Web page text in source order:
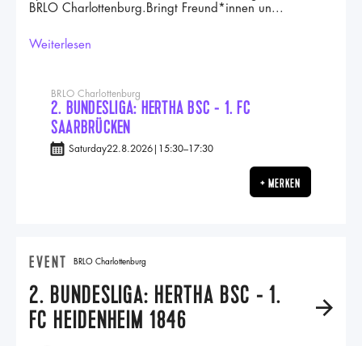
BRLO Charlottenburg.Bringt Freund*innen un...
Weiterlesen
BRLO Charlottenburg
2. BUNDESLIGA: HERTHA BSC - 1. FC
SAARBRÜCKEN
Saturday22.8.2026 15:30–17:30
+ MERKEN
EVENT BRLO Charlottenburg
2. BUNDESLIGA: HERTHA BSC - 1.
FC HEIDENHEIM 1846 A